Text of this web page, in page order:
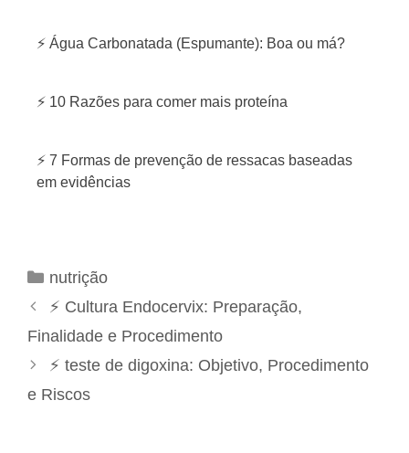
⚡ Água Carbonatada (Espumante): Boa ou má?
⚡ 10 Razões para comer mais proteína
⚡ 7 Formas de prevenção de ressacas baseadas
em evidências
C
a
g
o
nutrição
N
a
g
⚡ Cultura Endocervix: Preparação,
Finalidade e Procedimento
⚡ teste de digoxina: Objetivo, Procedimento
e Riscos